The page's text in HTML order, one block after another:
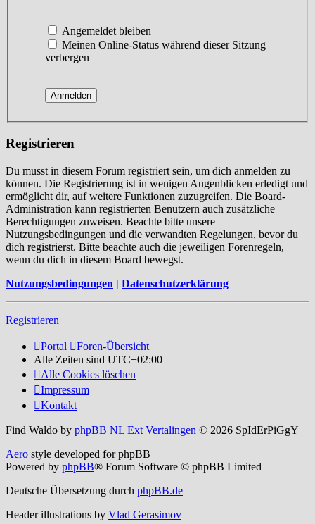
Angemeldet bleiben
Meinen Online-Status während dieser Sitzung
verbergen
Registrieren
Du musst in diesem Forum registriert sein, um dich anmelden zu
können. Die Registrierung ist in wenigen Augenblicken erledigt und
ermöglicht dir, auf weitere Funktionen zuzugreifen. Die Board-
Administration kann registrierten Benutzern auch zusätzliche
Berechtigungen zuweisen. Beachte bitte unsere
Nutzungsbedingungen und die verwandten Regelungen, bevor du
dich registrierst. Bitte beachte auch die jeweiligen Forenregeln,
wenn du dich in diesem Board bewegst.
Nutzungsbedingungen | Datenschutzerklärung
Registrieren
Portal
Foren-Übersicht
Alle Zeiten sind UTC+02:00
Alle Cookies löschen
Impressum
Kontakt
Find Waldo by phpBB NL Ext Vertalingen © 2026 SpIdErPiGgY
Aero style developed for phpBB
Powered by phpBB® Forum Software © phpBB Limited
Deutsche Übersetzung durch phpBB.de
Header illustrations by Vlad Gerasimov